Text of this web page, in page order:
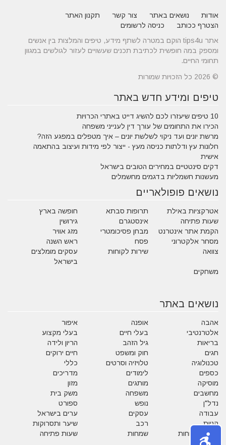
אודות נושאים באתר צור קשר
תקנון האתר
הצטרף ככותב
כניסה לרשומים
אתר tips4u הוקם במטרה לשתף מידע, טיפים והמלצות בין אנשים
ומספק במה חופשית לכתיבת תכנים שעשויים לעזור לגולשים במגוון
תחומי החיים.
© 2026 כל הזכויות שמורות
טיפים ומידע חדש באתר
10 טיפים שיעזרו לכם להשיג דייט באתרי הכרויות
הכירו את התחומים של עורך דין לענייני משפחה
מרשת יונים ועד ניקוי לשלשת יונים – איך מטפלים במפגע הזה?
חלונות עץ ודלתות כניסה מעץ - ייצור לפי מידות ועיצוב בהתאמה
אישית
דקים סינטטיים במחירים הטובים בישראל
מעשנות חשמליות בדגמים מחשמלים
נושאים פופולאריים
אטרקציות באילת תרופות סבתא
חופשה בארץ
שעות פתיחה
אינסטגרם
גירושין
הקמת אתר אינטרנט
מבחן פסיכומטרי
מזג אוויר
מסחר אלקטרוני
פסח
ראש השנה
צוואה
שירות לקוחות
עסקים מומלצים
בישראל
משחקים
נושאים באתר
אהבה אופנה
איפור
אלטרנטיבי
בעלי חיים
בעלי מקצוע
בריאות
גיל הזהב
הריון ולידה
חגים
חוק ומשפט
חיים ירוקים
טכנולוגיה
טלויזיה וסרטים
כללי
כספים
לימודים
מדריכים
מוסיקה
מותגים
מזון
מחשבים
משפחה
משק בית
נדל"ן
נופש
ספורט
עבודה
עסקים
ערים בישראל
קניות
רכב
שיער ותסרוקות
שירות לקוחות
שמחות
שעות פתיחה